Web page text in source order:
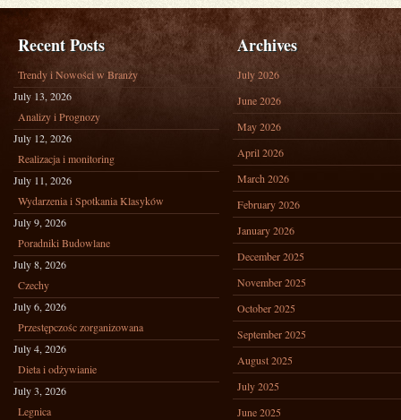
Recent Posts
Trendy i Nowości w Branży
July 13, 2026
Analizy i Prognozy
July 12, 2026
Realizacja i monitoring
July 11, 2026
Wydarzenia i Spotkania Klasyków
July 9, 2026
Poradniki Budowlane
July 8, 2026
Czechy
July 6, 2026
Przestępczośc zorganizowana
July 4, 2026
Dieta i odżywianie
July 3, 2026
Legnica
Archives
July 2026
June 2026
May 2026
April 2026
March 2026
February 2026
January 2026
December 2025
November 2025
October 2025
September 2025
August 2025
July 2025
June 2025